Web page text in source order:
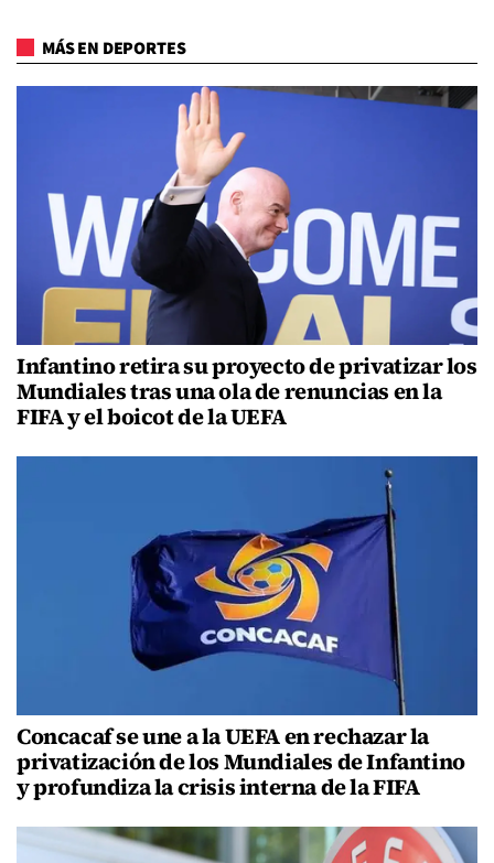
MÁS EN DEPORTES
Infantino retira su proyecto de privatizar los
Mundiales tras una ola de renuncias en la
FIFA y el boicot de la UEFA
Concacaf se une a la UEFA en rechazar la
privatización de los Mundiales de Infantino
y profundiza la crisis interna de la FIFA